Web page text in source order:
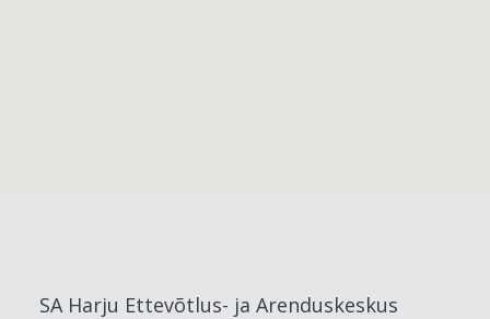
SA Harju Ettevõtlus- ja Arenduskeskus